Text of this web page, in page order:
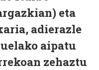
eta
adierazle
aipatu
zehaztu